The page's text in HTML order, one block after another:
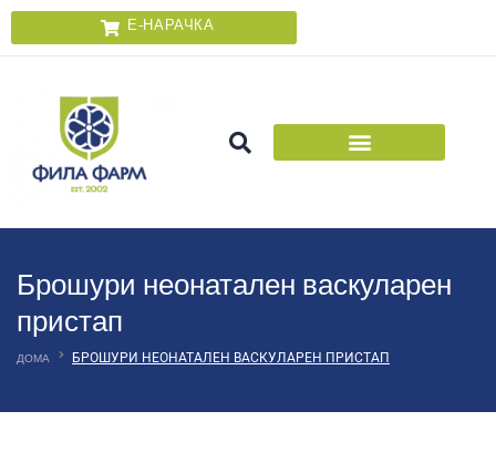
Е-НАРАЧКА
Брошури неонатален васкуларен
пристап
ДОМА БРОШУРИ НЕОНАТАЛЕН ВАСКУЛАРЕН ПРИСТАП